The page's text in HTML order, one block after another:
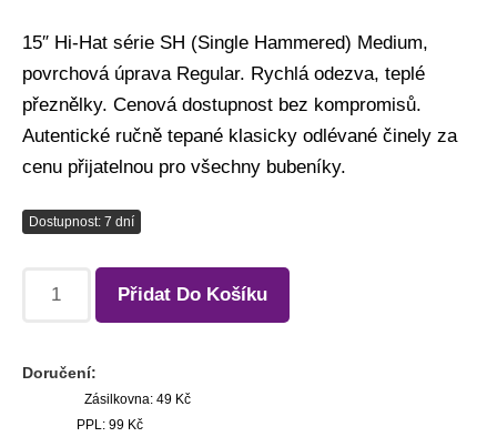
15″ Hi-Hat série SH (Single Hammered) Medium,
povrchová úprava Regular. Rychlá odezva, teplé
přeznělky. Cenová dostupnost bez kompromisů.
Autentické ručně tepané klasicky odlévané činely za
cenu přijatelnou pro všechny bubeníky.
Dostupnost: 7 dní
Přidat Do Košíku
Doručení:
Zásilkovna: 49 Kč
PPL: 99 Kč